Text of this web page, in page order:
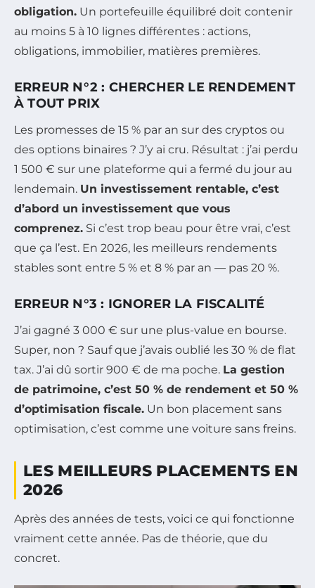
obligation. Un portefeuille équilibré doit contenir
au moins 5 à 10 lignes différentes : actions,
obligations, immobilier, matières premières.
ERREUR N°2 : CHERCHER LE RENDEMENT
À TOUT PRIX
Les promesses de 15 % par an sur des cryptos ou
des options binaires ? J’y ai cru. Résultat : j’ai perdu
1 500 € sur une plateforme qui a fermé du jour au
lendemain. Un investissement rentable, c’est
d’abord un investissement que vous
comprenez. Si c’est trop beau pour être vrai, c’est
que ça l’est. En 2026, les meilleurs rendements
stables sont entre 5 % et 8 % par an — pas 20 %.
ERREUR N°3 : IGNORER LA FISCALITÉ
J’ai gagné 3 000 € sur une plus-value en bourse.
Super, non ? Sauf que j’avais oublié les 30 % de flat
tax. J’ai dû sortir 900 € de ma poche. La gestion
de patrimoine, c’est 50 % de rendement et 50 %
d’optimisation fiscale. Un bon placement sans
optimisation, c’est comme une voiture sans freins.
LES MEILLEURS PLACEMENTS EN
2026
Après des années de tests, voici ce qui fonctionne
vraiment cette année. Pas de théorie, que du
concret.